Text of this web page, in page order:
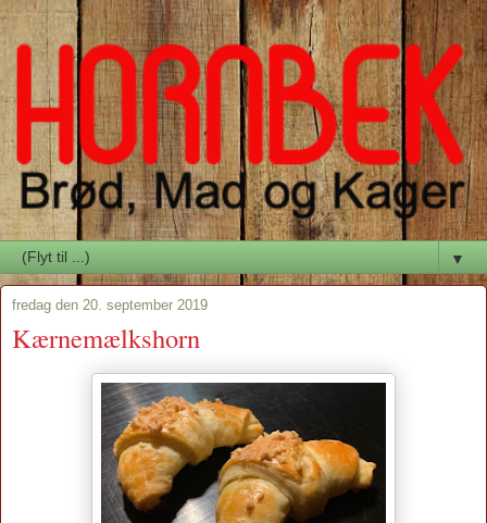
▼
fredag den 20. september 2019
Kærnemælkshorn